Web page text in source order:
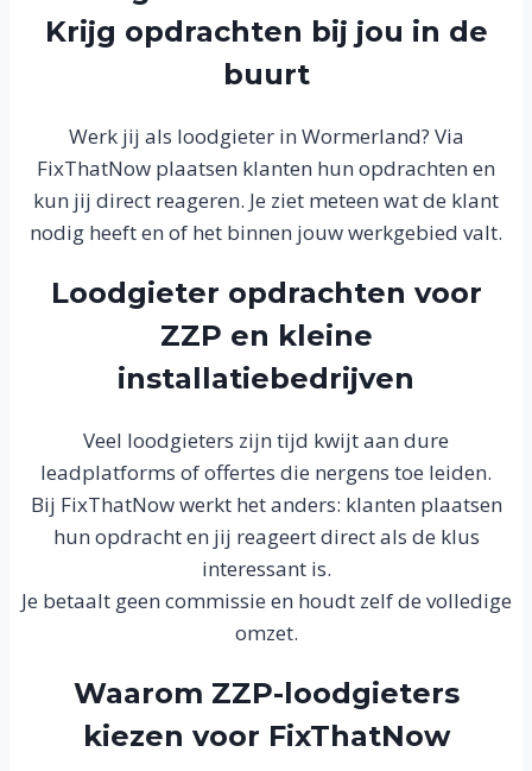
Krijg opdrachten bij jou in de
buurt
Werk jij als loodgieter in Wormerland? Via
FixThatNow plaatsen klanten hun opdrachten en
kun jij direct reageren. Je ziet meteen wat de klant
nodig heeft en of het binnen jouw werkgebied valt.
Loodgieter opdrachten voor
ZZP en kleine
installatiebedrijven
Veel loodgieters zijn tijd kwijt aan dure
leadplatforms of offertes die nergens toe leiden.
Bij FixThatNow werkt het anders: klanten plaatsen
hun opdracht en jij reageert direct als de klus
interessant is.
Je betaalt geen commissie en houdt zelf de volledige
omzet.
Waarom ZZP-loodgieters
kiezen voor FixThatNow